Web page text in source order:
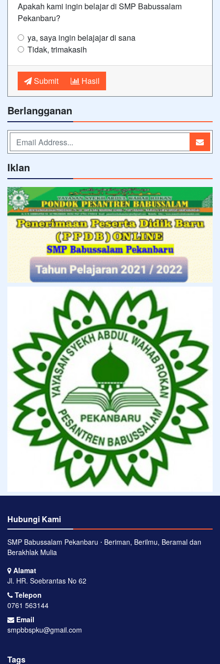
Apakah kami ingin belajar di SMP Babussalam
Pekanbaru?
ya, saya ingin belajajar di sana
Tidak, trimakasih
Submit Hasil
Berlangganan
Iklan
Hubungi Kami
SMP Babussalam Pekanbaru ⋅ Beriman, Berilmu, Beramal dan
Berakhlak Mulia
Alamat
Jl. HR. Soebrantas No 62
Telepon
0761 563144
Email
smpbbspku@gmail.com
Tags